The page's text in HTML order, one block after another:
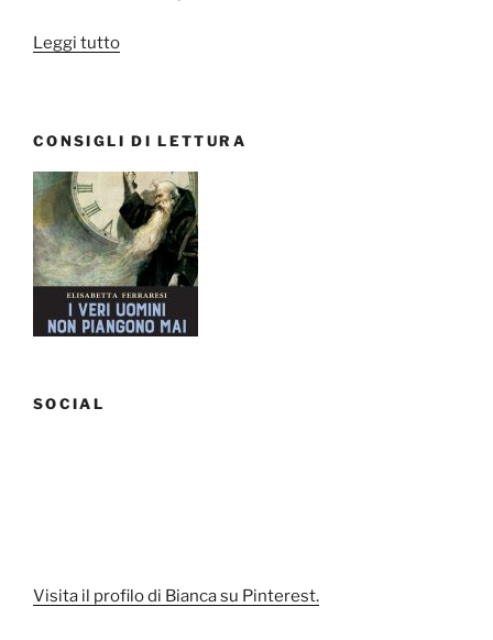
Leggi tutto“Libri,
2017”
CONSIGLI DI LETTURA
SOCIAL
Visita il profilo di Bianca su Pinterest.